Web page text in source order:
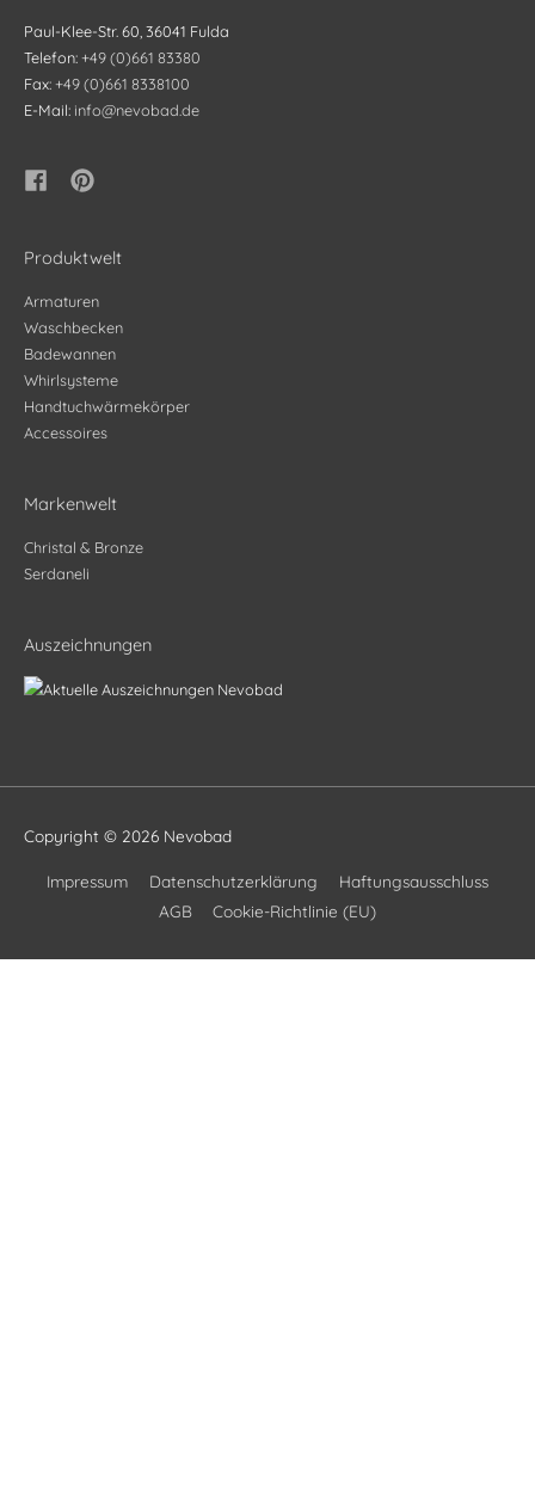
Paul-Klee-Str. 60, 36041 Fulda
Telefon:+49 (0)661 83380
Fax:+49 (0)661 8338100
E-Mail: info@nevobad.de
Produktwelt
Armaturen
Waschbecken
Badewannen
Whirlsysteme
Handtuchwärmekörper
Accessoires
Markenwelt
Christal & Bronze
Serdaneli
Auszeichnungen
Copyright © 2026 Nevobad
Impressum Datenschutzerklärung
Haftungsausschluss
AGB
Cookie-Richtlinie (EU)